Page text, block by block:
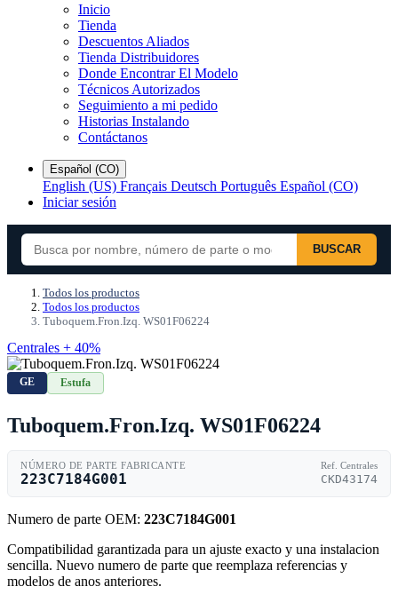
Inicio
Tienda
Descuentos Aliados
Tienda Distribuidores
Donde Encontrar El Modelo
Técnicos Autorizados
Seguimiento a mi pedido
Historias Instalando
Contáctanos
Español (CO)
English (US) Français Deutsch Português Español (CO)
Iniciar sesión
BUSCAR
Todos los productos
Todos los productos
Tuboquem.Fron.Izq. WS01F06224
Centrales + 40%
GE Estufa
Tuboquem.Fron.Izq. WS01F06224
NÚMERO DE PARTE FABRICANTE
223C7184G001
Ref. Centrales
CKD43174
Numero de parte OEM: 223C7184G001
Compatibilidad garantizada para un ajuste exacto y una instalacion
sencilla. Nuevo numero de parte que reemplaza referencias y
modelos de anos anteriores.